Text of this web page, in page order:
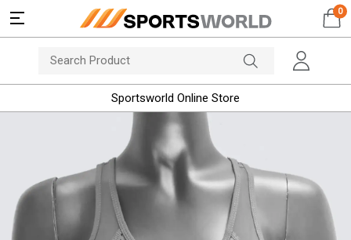
0
Sportsworld Online Store